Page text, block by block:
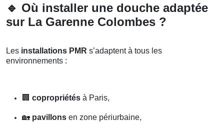
🔹 Où installer une douche adaptée
sur La Garenne Colombes ?
Les installations PMR s’adaptent à tous les
environnements :
🏢 copropriétés à Paris,
🏡 pavillons en zone périurbaine,